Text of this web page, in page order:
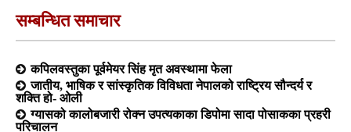
सम्बन्धित समाचार
कपिलवस्तुका पूर्वमेयर सिंह मृत अवस्थामा फेला
जातीय, भाषिक र सांस्कृतिक विविधता नेपालको राष्ट्रिय सौन्दर्य र
शक्ति हो- ओली
ग्यासको कालोबजारी रोक्न उपत्यकाका डिपोमा सादा पोसाकका प्रहरी
परिचालन